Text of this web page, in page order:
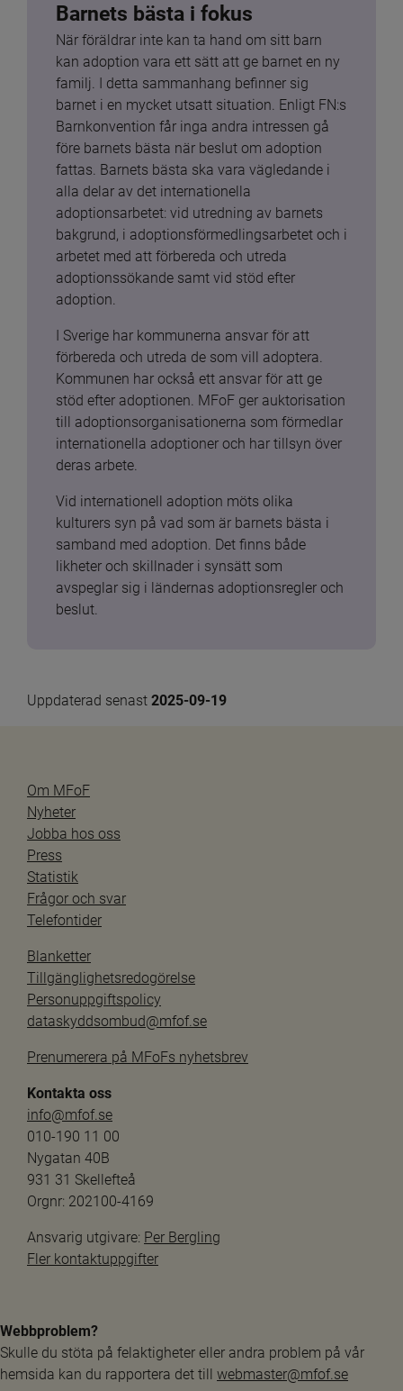
Barnets bästa i fokus
När föräldrar inte kan ta hand om sitt barn
kan adoption vara ett sätt att ge barnet en ny
familj. I detta sammanhang befinner sig
barnet i en mycket utsatt situation. Enligt FN:s
Barnkonvention får inga andra intressen gå
före barnets bästa när beslut om adoption
fattas. Barnets bästa ska vara vägledande i
alla delar av det internationella
adoptionsarbetet: vid utredning av barnets
bakgrund, i adoptionsförmedlingsarbetet och i
arbetet med att förbereda och utreda
adoptionssökande samt vid stöd efter
adoption.
I Sverige har kommunerna ansvar för att
förbereda och utreda de som vill adoptera.
Kommunen har också ett ansvar för att ge
stöd efter adoptionen. MFoF ger auktorisation
till adoptionsorganisationerna som förmedlar
internationella adoptioner och har tillsyn över
deras arbete.
Vid internationell adoption möts olika
kulturers syn på vad som är barnets bästa i
samband med adoption. Det finns både
likheter och skillnader i synsätt som
avspeglar sig i ländernas adoptionsregler och
beslut.
Uppdaterad senast 2025-09-19
Om MFoF
Nyheter
Jobba hos oss
Press
Statistik
Frågor och svar
Telefontider
Blanketter
Tillgänglighetsredogörelse
Personuppgiftspolicy
dataskyddsombud@mfof.se
Prenumerera på MFoFs nyhetsbrev
Kontakta oss
info@mfof.se
010-190 11 00
Nygatan 40B
931 31 Skellefteå
Orgnr: 202100-4169
Ansvarig utgivare: Per Bergling
Fler kontaktuppgifter
Webbproblem?
Skulle du stöta på felaktigheter eller andra problem på vår
hemsida kan du rapportera det till webmaster@mfof.se